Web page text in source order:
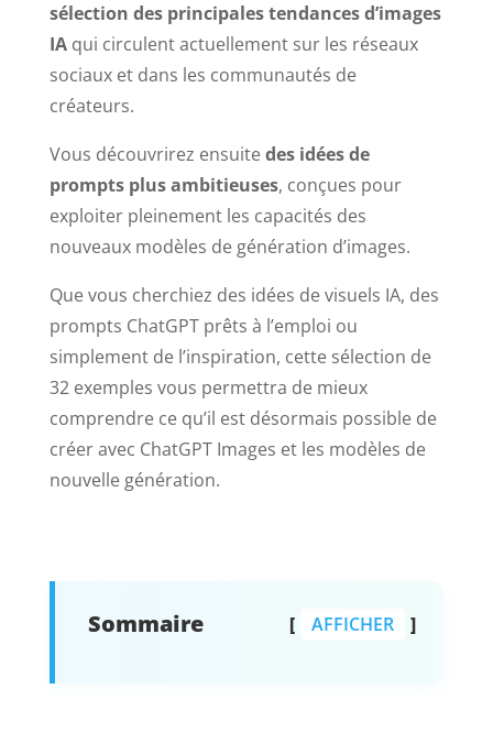
sélection des principales tendances d’images
IAqui circulent actuellement sur les réseaux
sociaux et dans les communautés de
créateurs.
Vous découvrirez ensuitedes idées de
prompts plus ambitieuses, conçues pour
exploiter pleinement les capacités des
nouveaux modèles de génération d’images.
Que vous cherchiez des idées de visuels IA, des
prompts ChatGPT prêts à l’emploi ou
simplement de l’inspiration, cette sélection de
32 exemples vous permettra de mieux
comprendre ce qu’il est désormais possible de
créer avec ChatGPT Images et les modèles de
nouvelle génération.
Sommaire AFFICHER